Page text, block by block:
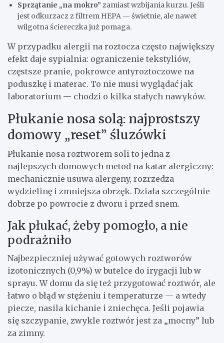
Sprzątanie „na mokro” zamiast wzbijania kurzu. Jeśli
jest odkurzacz z filtrem HEPA — świetnie, ale nawet
wilgotna ściereczka już pomaga.
W przypadku alergii na roztocza często największy
efekt daje sypialnia: ograniczenie tekstyliów,
częstsze pranie, pokrowce antyroztoczowe na
poduszkę i materac. To nie musi wyglądać jak
laboratorium — chodzi o kilka stałych nawyków.
Płukanie nosa solą: najprostszy
domowy „reset” śluzówki
Płukanie nosa roztworem soli to jedna z
najlepszych domowych metod na katar alergiczny:
mechanicznie usuwa alergeny, rozrzedza
wydzielinę i zmniejsza obrzęk. Działa szczególnie
dobrze po powrocie z dworu i przed snem.
Jak płukać, żeby pomogło, a nie
podrażniło
Najbezpieczniej używać gotowych roztworów
izotonicznych (0,9%) w butelce do irygacji lub w
sprayu. W domu da się też przygotować roztwór, ale
łatwo o błąd w stężeniu i temperaturze — a wtedy
piecze, nasila kichanie i zniechęca. Jeśli pojawia
się szczypanie, zwykle roztwór jest za „mocny” lub
za zimny.